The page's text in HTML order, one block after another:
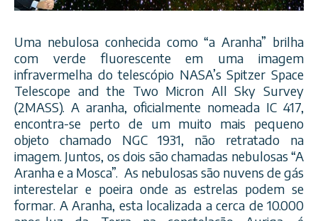
Uma nebulosa conhecida como “a Aranha” brilha
com verde fluorescente em uma imagem
infravermelha do telescópio NASA’s Spitzer Space
Telescope and the Two Micron All Sky Survey
(2MASS). A aranha, oficialmente nomeada IC 417,
encontra-se perto de um muito mais pequeno
objeto chamado NGC 1931, não retratado na
imagem. Juntos, os dois são chamadas nebulosas “A
Aranha e a Mosca”. As nebulosas são nuvens de gás
interestelar e poeira onde as estrelas podem se
formar. A Aranha, esta localizada a cerca de 10.000